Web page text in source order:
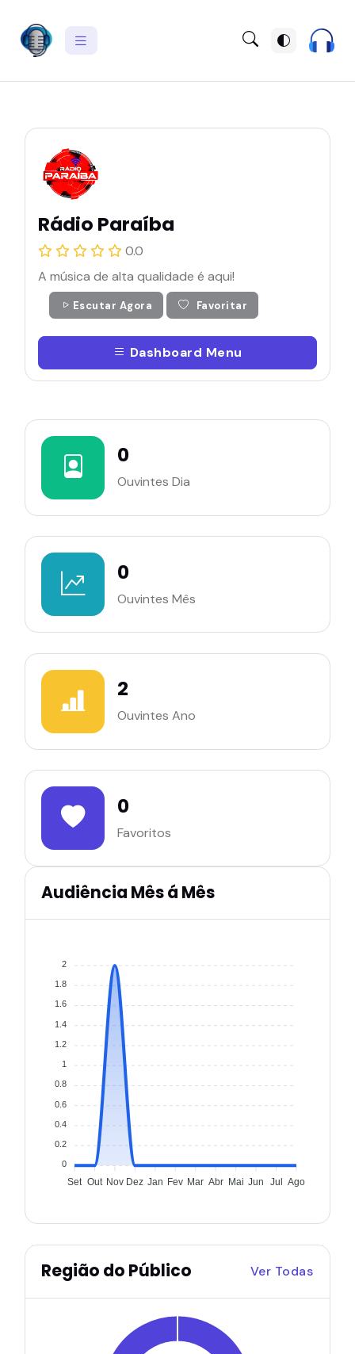
Rádio Paraíba
0.0
A música de alta qualidade é aqui!
Escutar Agora Favoritar
Dashboard Menu
0
Ouvintes Dia
0
Ouvintes Mês
2
Ouvintes Ano
0
Favoritos
Audiência Mês á Mês
2
1.8
1.6
1.4
1.2
1
0.8
0.6
0.4
0.2
0
Set Out Nov Dez Jan Fev Mar Abr Mai Jun Jul Ago
Região do Público Ver Todas